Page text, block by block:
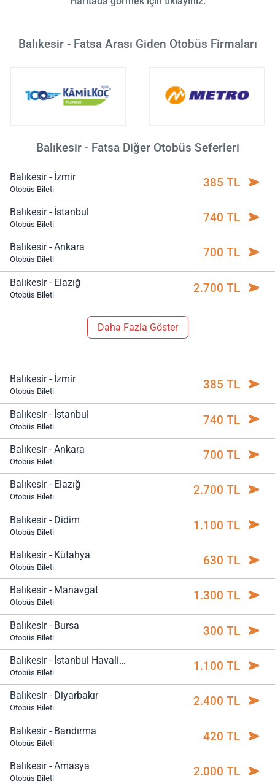
Balıkesir - Fatsa Arası Giden Otobüs Firmaları
Balıkesir - Fatsa Diğer Otobüs Seferleri
Balıkesir - İzmir
Otobüs Bileti 385 TL
Balıkesir - İstanbul
Otobüs Bileti 740 TL
Balıkesir - Ankara
Otobüs Bileti 700 TL
Balıkesir - Elazığ
Otobüs Bileti 2.700 TL
Daha Fazla Göster
Balıkesir - İzmir
Otobüs Bileti 385 TL
Balıkesir - İstanbul
Otobüs Bileti 740 TL
Balıkesir - Ankara
Otobüs Bileti 700 TL
Balıkesir - Elazığ
Otobüs Bileti 2.700 TL
Balıkesir - Didim
Otobüs Bileti 1.100 TL
Balıkesir - Kütahya
Otobüs Bileti 630 TL
Balıkesir - Manavgat
Otobüs Bileti 1.300 TL
Balıkesir - Bursa
Otobüs Bileti 300 TL
Balıkesir - İstanbul Havalimanı
Otobüs Bileti 1.100 TL
Balıkesir - Diyarbakır
Otobüs Bileti 2.400 TL
Balıkesir - Bandırma
Otobüs Bileti 420 TL
Balıkesir - Amasya
Otobüs Bileti 2.000 TL